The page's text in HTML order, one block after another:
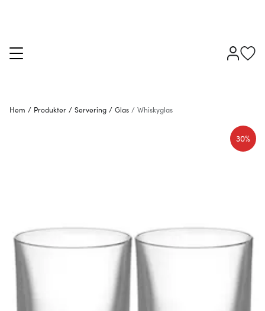
Hem / Produkter / Servering / Glas / Whiskyglas
30%